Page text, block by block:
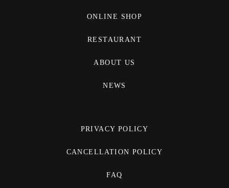
ONLINE SHOP
RESTAURANT
ABOUT US
NEWS
PRIVACY POLICY
CANCELLATION POLICY
FAQ